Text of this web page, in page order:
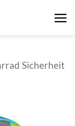
Sicherheit